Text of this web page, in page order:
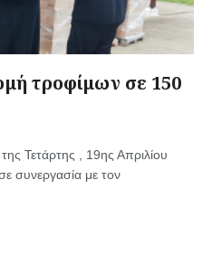
τροφίμων σε 150
Τετάρτης , 19ης Απριλίου
συνεργασία με τον